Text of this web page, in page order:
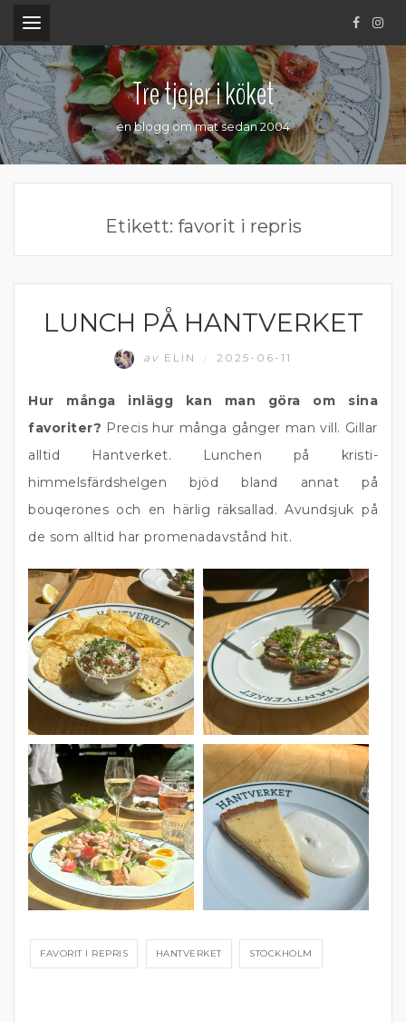
.
Tre tjejer i köket
en blogg om mat sedan 2004
Etikett: favorit i repris
ÖSTERMALM
LUNCH PÅ HANTVERKET
av ELIN 2025-06-11
Hur många inlägg kan man göra om sina
favoriter? Precis hur många gånger man vill. Gillar
alltid Hantverket. Lunchen på kristi-
himmelsfärdshelgen bjöd bland annat på
bouqerones och en härlig räksallad. Avundsjuk på
de som alltid har promenadavstånd hit.
FAVORIT I REPRIS HANTVERKET STOCKHOLM